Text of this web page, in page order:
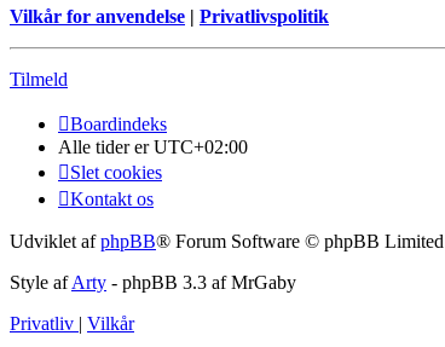
Vilkår for anvendelse | Privatlivspolitik
Tilmeld
Boardindeks
Alle tider erUTC+02:00
Slet cookies
Kontakt os
Udviklet afphpBB® Forum Software © phpBB Limited
Style afArty - phpBB 3.3 af MrGaby
Privatliv | Vilkår